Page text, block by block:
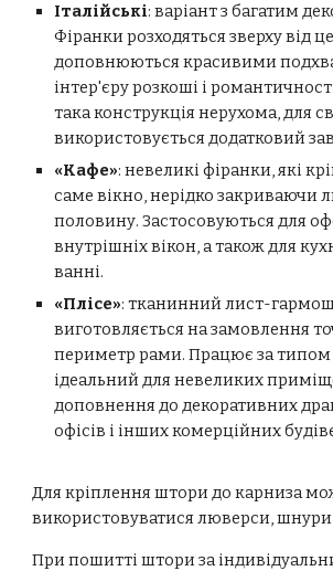
Італійські: варіант з багатим
Фіранки розходяться зверху від
доповнюються красивими
інтер'єру розкоші і
така конструкція нерухома, для
використовується додатковий
«Кафе»: невеликі фіранки, які
саме вікно, нерідко закриваючи
половину. Застосовуються для
внутрішніх вікон, а також для
ванні.
«Плісе»: тканинний лист-
виготовляється на замовлення
периметр рами. Працює за типом
ідеальний для невеликих
доповнення до декоративних
офісів і інших комерційних
Для кріплення штори до карниза
використовуватися люверси, шнури,
При пошитті штори за